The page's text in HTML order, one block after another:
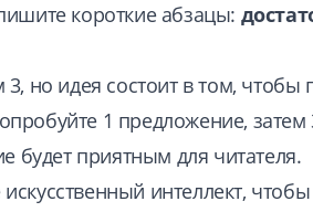
короткие абзацы:
но идея состоит в том, чтобы
1 предложение, затем
будет приятным для читателя.
интеллект,